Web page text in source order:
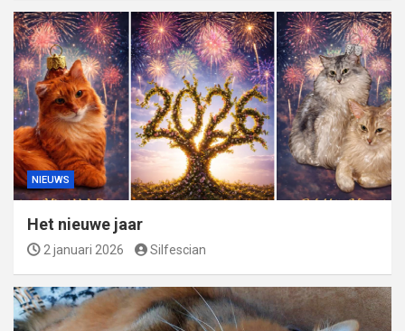
NIEUWS
Het nieuwe jaar
2 januari 2026 Silfescian